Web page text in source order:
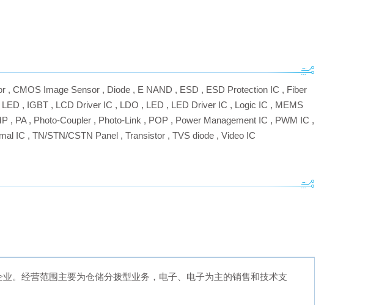
, CMOS Image Sensor , Diode , E NAND , ESD , ESD Protection IC , Fiber
, IGBT , LCD Driver IC , LDO , LED , LED Driver IC , Logic IC , MEMS
, PA, Photo-Coupler , Photo-Link , POP , Power Management IC , PWM IC ,
IC , TN/STN/CSTN Panel , Transistor , TVS diode , Video IC
。经营范围主要为仓储分拨型业务，电子、电子为主的销售和技术支